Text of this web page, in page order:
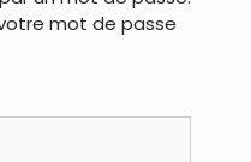
mot de passe